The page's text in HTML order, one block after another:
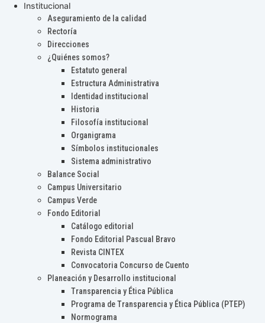
Institucional
Aseguramiento de la calidad
Rectoría
Direcciones
¿Quiénes somos?
Estatuto general
Estructura Administrativa
Identidad institucional
Historia
Filosofía institucional
Organigrama
Símbolos institucionales
Sistema administrativo
Balance Social
Campus Universitario
Campus Verde
Fondo Editorial
Catálogo editorial
Fondo Editorial Pascual Bravo
Revista CINTEX
Convocatoria Concurso de Cuento
Planeación y Desarrollo institucional
Transparencia y Ética Pública
Programa de Transparencia y Ética Pública (PTEP)
Normograma